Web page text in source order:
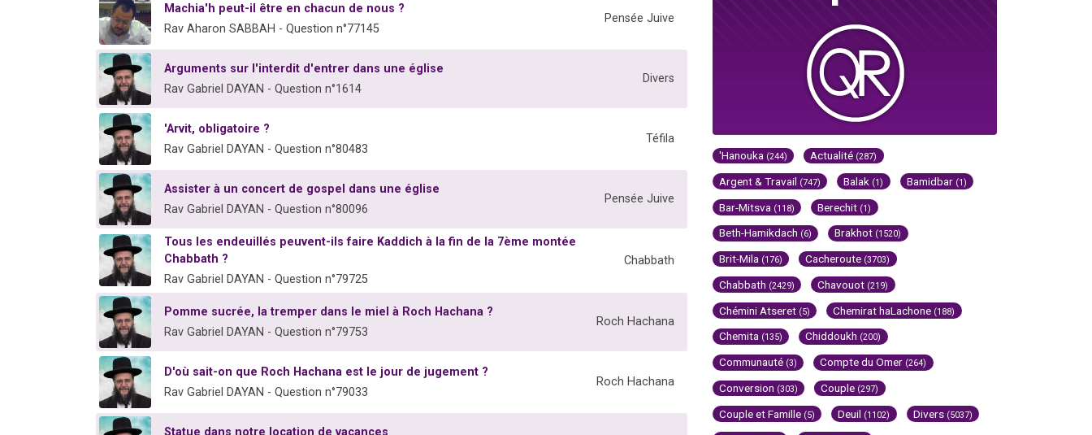
Machia'h peut-il être en chacun de nous ?
Rav Aharon SABBAH - Question n°77145
Pensée Juive
Arguments sur l'interdit d'entrer dans une église
Rav Gabriel DAYAN - Question n°1614
Divers
'Arvit, obligatoire ?
Rav Gabriel DAYAN - Question n°80483
Téfila
Assister à un concert de gospel dans une église
Rav Gabriel DAYAN - Question n°80096
Pensée Juive
Tous les endeuillés peuvent-ils faire Kaddich à la fin de la 7ème montée
Chabbath ?
Rav Gabriel DAYAN - Question n°79725
Chabbath
Pomme sucrée, la tremper dans le miel à Roch Hachana ?
Rav Gabriel DAYAN - Question n°79753
Roch Hachana
D'où sait-on que Roch Hachana est le jour de jugement ?
Rav Gabriel DAYAN - Question n°79033
Roch Hachana
Statue dans notre location de vacances
'Hanouka (244) Actualité (287)
Argent & Travail (747) Balak (1) Bamidbar (1)
Bar-Mitsva (118) Berechit (1)
Beth-Hamikdach (6) Brakhot (1520)
Brit-Mila (176) Cacheroute (3703)
Chabbath (2429) Chavouot (219)
Chémini Atseret (5) Chemirat haLachone (188)
Chemita (135) Chiddoukh (200)
Communauté (3) Compte du Omer (264)
Conversion (303) Couple (297)
Couple et Famille (5) Deuil (1102) Divers (5037)